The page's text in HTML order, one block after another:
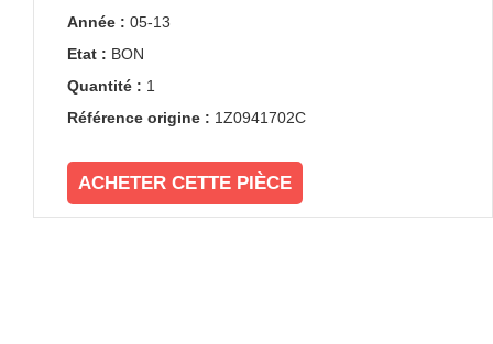
Année : 05-13
Etat : BON
Quantité : 1
Référence origine : 1Z0941702C
ACHETER CETTE PIÈCE